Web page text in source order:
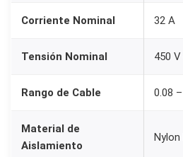
V
a
t
i
Corriente Nominal 32 A
Tensión Nominal 450
Rango de Cable 0.08
Material de
Aislamiento
Nylon